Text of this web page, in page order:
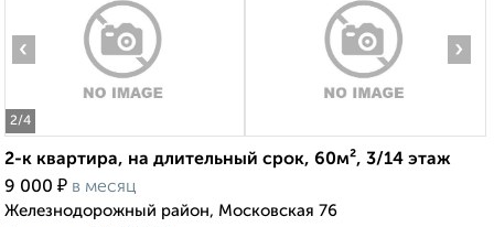
2/4
‹ ›
2-к квартира, на длительный срок, 60м², 3/14 этаж
9 000 ₽ в месяц
Железнодорожный район, Московская 76